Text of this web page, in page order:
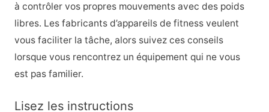
à contrôler vos propres mouvements avec des poids
libres. Les fabricants d’appareils de fitness veulent
vous faciliter la tâche, alors suivez ces conseils
lorsque vous rencontrez un équipement qui ne vous
est pas familier.
Lisez les instructions